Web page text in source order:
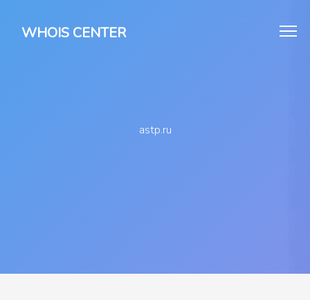
WHOIS CENTER
astp.ru